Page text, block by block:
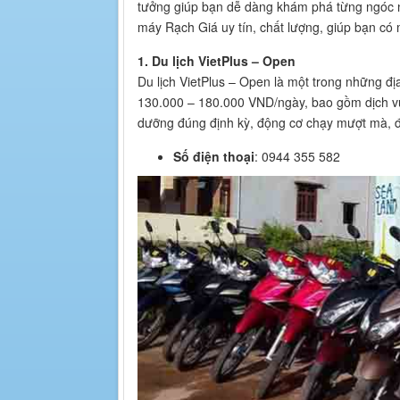
tưởng giúp bạn dễ dàng khám phá từng
máy Rạch Giá uy tín, chất lượng, giúp bạn
1. Du lịch VietPlus – Open
Du lịch VietPlus – Open là một trong những
130.000 – 180.000 VND/ngày, bao gồm dịch
dưỡng đúng định kỳ, động cơ chạy mượt mà,
Số điện thoại: 0944 355 582